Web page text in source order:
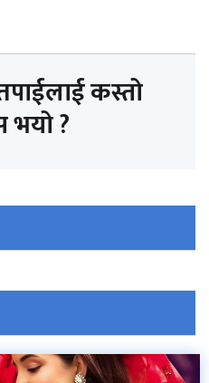
कस्तो
?